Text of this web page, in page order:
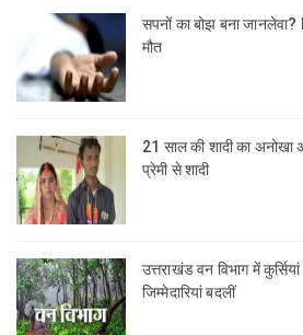
सपनों का बोझ बना
मौत
21 साल की शादी का अनोखा
प्रेमी से शादी
उत्तराखंड वन विभाग में
जिम्मेदारियां बदलीं